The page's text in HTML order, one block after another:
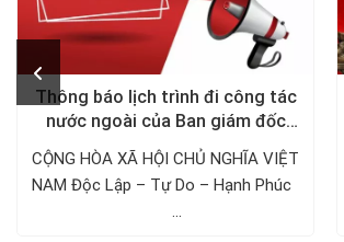
Thông báo lịch trình đi công tác
nước ngoài của Ban giám đốc
Công ty Thám tử VDT năm 2024
CỘNG HÒA XÃ HỘI CHỦ NGHĨA VIỆT
NAM Độc Lập – Tự Do – Hạnh Phúc ­­­­­­­­­­­­­­­­­­­­
...